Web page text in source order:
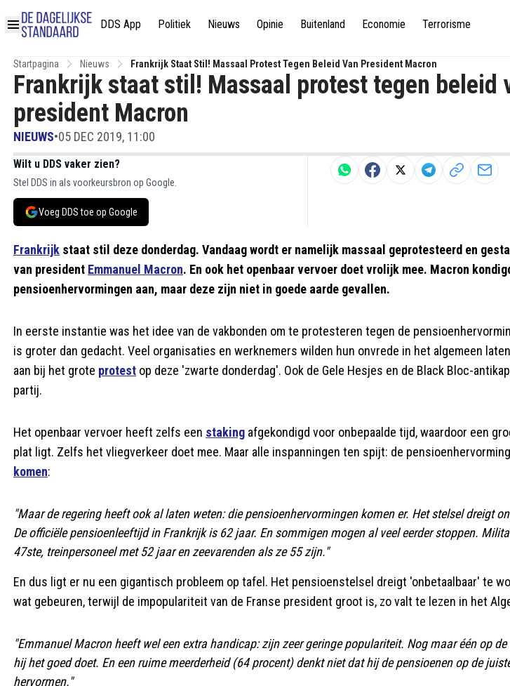
DDS App Politiek Nieuws Opinie Buitenland Economie Terrorisme
Startpagina Nieuws Frankrijk Staat Stil! Massaal Protest Tegen Beleid Van President Macron
Frankrijk staat stil! Massaal protest tegen beleid
president Macron
NIEUWS•05 DEC 2019, 11:00
Wilt u DDS vaker zien?
Stel DDS in als voorkeursbron op Google.
Voeg DDS toe op Google
Frankrijk staat stil deze donderdag. Vandaag wordt er namelijk massaal geprotesteerd en
van president Emmanuel Macron. En ook het openbaar vervoer doet vrolijk mee. Macron
pensioenhervormingen aan, maar deze zijn niet in goede aarde gevallen.
In eerste instantie was het idee van de vakbonden om te protesteren tegen de
is groter dan gedacht. Veel organisaties en werknemers wilden hun onvrede in het algemeen
aan bij het grote protest op deze 'zwarte donderdag'. Ook de Gele Hesjes en de Black Bloc-
partij.
Het openbaar vervoer heeft zelfs een staking afgekondigd voor onbepaalde tijd, waardoor een
plat ligt. Zelfs het vliegverkeer doet mee. Maar alle inspanningen ten spijt: de
komen:
"Maar de regering heeft ook al laten weten: die pensioenhervormingen komen er. Het stelsel dreigt
De officiële pensioenleeftijd in Frankrijk is 62 jaar. En sommigen mogen al veel eerder stoppen.
47ste, treinpersoneel met 52 jaar en zeevarenden als ze 55 zijn."
En dus ligt er nu een gigantisch probleem op tafel. Het pensioenstelsel dreigt 'onbetaalbaar' te
wat gebeuren, terwijl de impopulariteit van de Franse president groot is, zo valt te lezen in het
"Emmanuel Macron heeft wel een extra handicap: zijn zeer geringe populariteit. Nog maar één op
hij het goed doet. En een ruime meerderheid (64 procent) denkt niet dat hij de pensioenen op de
hervormen."